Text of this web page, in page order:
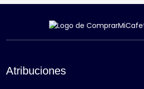
Atribuciones